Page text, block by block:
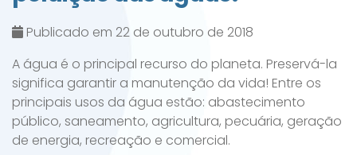
Publicado em 22 de outubro de 2018
A água é o principal recurso do planeta. Preservá-la
significa garantir a manutenção da vida! Entre os
principais usos da água estão: abastecimento
público, saneamento, agricultura, pecuária, geração
de energia, recreação e comercial.